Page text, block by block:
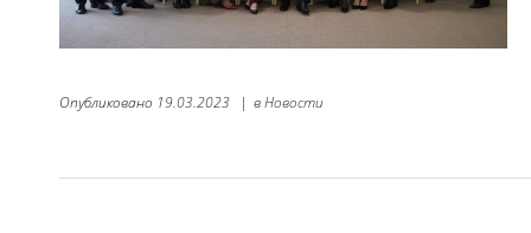
Опубликовано 19.03.2023 | вНовости